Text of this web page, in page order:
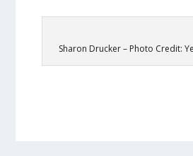
Sharon Drucker – Photo Credit: